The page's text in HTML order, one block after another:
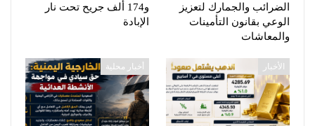
الضرائب والجمارك لتعزيز
الوعي بقانون التأمينات
والمعاشات
و174 ألف جريح تحت نار
الإبادة
الأخبار أخبار محلية